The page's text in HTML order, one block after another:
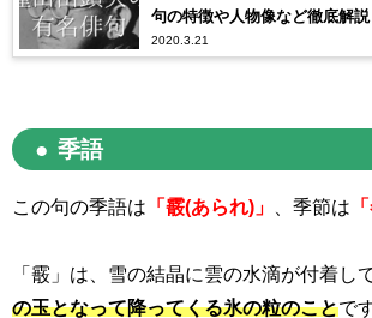
句の特徴や人物像など徹底解説
2020.3.21
季語
この句の季語は 「霰(あられ)」 、季節は
「霰」は、雪の結晶に雲の水滴が付着し
の玉となって降ってくる氷の粒のことで